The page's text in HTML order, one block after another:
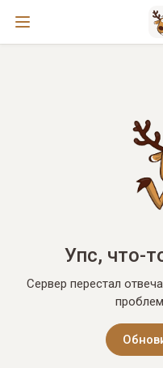
Упс, что-
Сервер перестал